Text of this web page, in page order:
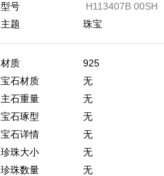
型号
H113407B 00SH
主题
珠宝
材质
925
宝石材质
无
主石重量
无
宝石琢型
无
宝石详情
无
珍珠大小
无
珍珠数量
无